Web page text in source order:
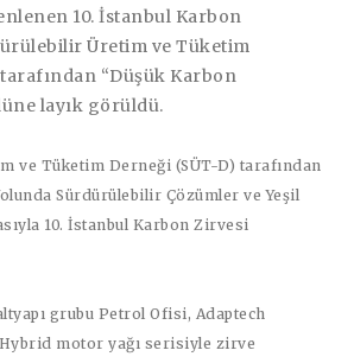
10. İstanbul Karbon
Üretim ve Tüketim
“Düşük Karbon
layık görüldü.
ve Tüketim Derneği (SÜT-D) tarafından
Sürdürülebilir Çözümler ve Yeşil
10. İstanbul Karbon Zirvesi
grubu Petrol Ofisi, Adaptech
motor yağı serisiyle zirve